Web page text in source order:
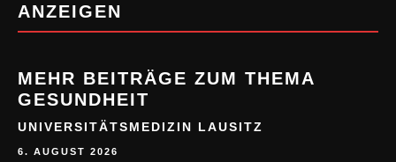
ANZEIGEN
MEHR BEITRÄGE ZUM THEMA
GESUNDHEIT
UNIVERSITÄTSMEDIZIN LAUSITZ
6. AUGUST 2026